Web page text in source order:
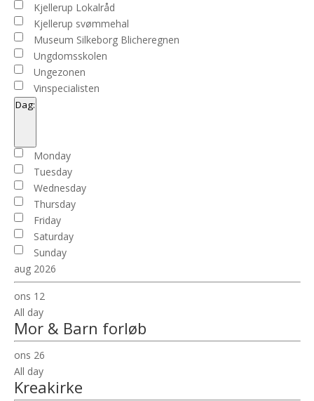
Kjellerup Lokalråd
Kjellerup svømmehal
Museum Silkeborg Blicheregnen
Ungdomsskolen
Ungezonen
Vinspecialisten
Dag:
filter Close
Dag
Monday
Tuesday
Wednesday
Thursday
Friday
Saturday
Sunday
aug 2026
ons 12
All day
Mor & Barn forløb
ons 26
All day
Kreakirke